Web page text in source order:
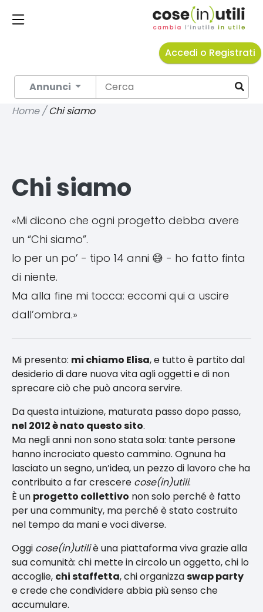
Accedi o Registrati
Annunci
Home /Chi siamo
Chi siamo
«Mi dicono che ogni progetto debba avere
un “Chi siamo”.
Io per un po’ - tipo 14 anni 😅 - ho fatto finta
di niente.
Ma alla fine mi tocca: eccomi qui a uscire
dall’ombra.»
Mi presento: mi chiamo Elisa, e tutto è partito dal
desiderio di dare nuova vita agli oggetti e di non
sprecare ciò che può ancora servire.
Da questa intuizione, maturata passo dopo passo,
nel 2012 è nato questo sito.
Ma negli anni non sono stata sola: tante persone
hanno incrociato questo cammino. Ognuna ha
lasciato un segno, un’idea, un pezzo di lavoro che ha
contribuito a far crescere cose(in)utili.
È un progetto collettivo non solo perché è fatto
per una community, ma perché è stato costruito
nel tempo da mani e voci diverse.
Oggi cose(in)utiliè una piattaforma viva grazie alla
sua comunità: chi mette in circolo un oggetto, chi lo
accoglie, chi staffetta, chi organizzaswap party
e crede che condividere abbia più senso che
accumulare.